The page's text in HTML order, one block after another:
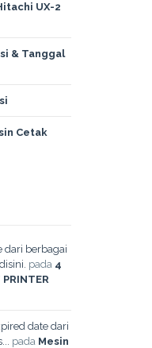
UX-2
& Tanggal
Cetak
dari berbagai
pada 4
PRINTER
date dari
pada Mesin